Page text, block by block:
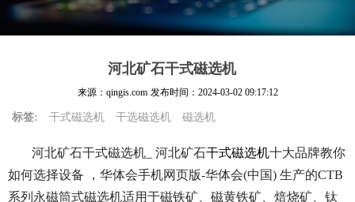
河北矿石干式磁选机
来源：qingis.com 发布时间： 2024-03-02 09:17:12
标签: 干式磁选机 干选磁选机 磁选机
河北矿石干式磁选机_ 河北矿石干式磁选机十大品牌教你
如何选择设备 ，华体会手机网页版-华体会(中国) 生产的CTB
系列永磁筒式磁选机适用于磁铁矿、磁黄铁矿、焙烧矿、钛